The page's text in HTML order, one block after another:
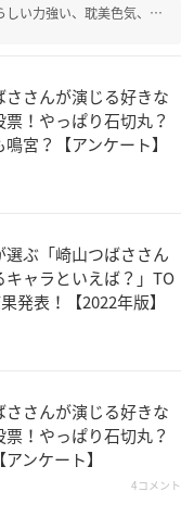
しい力強い、耽美色気、…
ささんが演じる好きな
票！やっぱり石切丸？
宮？【アンケート】
選ぶ「崎山つばささん
キャラといえば？」TO
発表！【2022年版】
ささんが演じる好きな
票！やっぱり石切丸？
ンケート】
4コメント